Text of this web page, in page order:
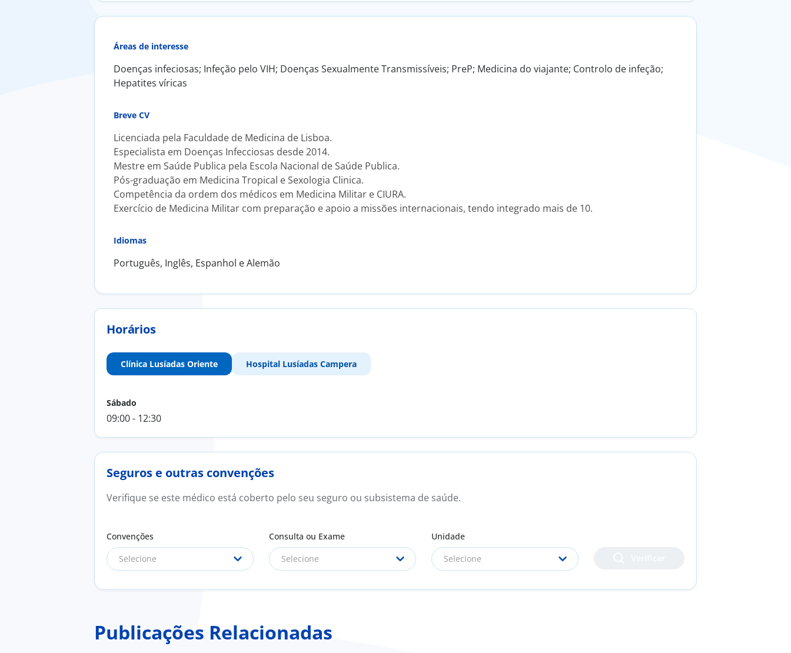
Áreas de interesse
Doenças infeciosas; Infeção pelo VIH; Doenças Sexualmente Transmissíveis; PreP; Medicina do viajante; Controlo de infeção;
Hepatites víricas
Breve CV
Licenciada pela Faculdade de Medicina de Lisboa.
Especialista em Doenças Infecciosas desde 2014.
Mestre em Saúde Publica pela Escola Nacional de Saúde Publica.
Pós-graduação em Medicina Tropical e Sexologia Clinica.
Competência da ordem dos médicos em Medicina Militar e CIURA.
Exercício de Medicina Militar com preparação e apoio a missões internacionais, tendo integrado mais de 10.
Idiomas
Português, Inglês, Espanhol e Alemão
Horários
Clínica Lusíadas Oriente Hospital Lusíadas Campera
Sábado
09:00 - 12:30
Seguros e outras convenções
Verifique se este médico está coberto pelo seu seguro ou subsistema de saúde.
Convenções
Selecione
Consulta ou Exame
Selecione
Unidade
Selecione
Publicações Relacionadas